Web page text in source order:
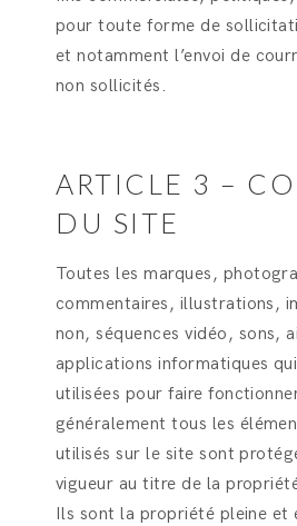
pour toute forme de
et notamment l’envoi de
non sollicités.
ARTICLE 3 –
DU SITE
Toutes les marques,
commentaires, illustrations,
non, séquences vidéo, sons,
applications informatiques
utilisées pour faire
généralement tous les
utilisés sur le site sont
vigueur au titre de la
Ils sont la propriété pleine et